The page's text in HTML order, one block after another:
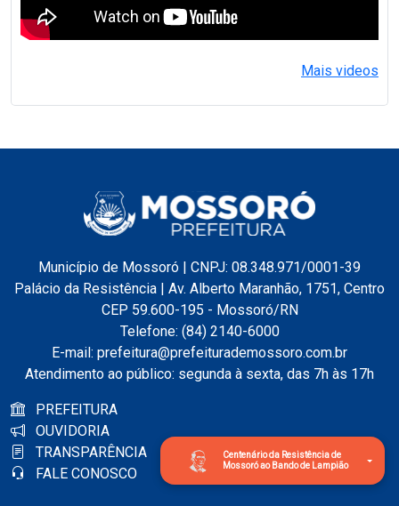
Centenário da Resistência de
Mossoró ao Bando de Lampião
Mais videos
Município de Mossoró | CNPJ: 08.348.971/0001-39
Palácio da Resistência | Av. Alberto Maranhão, 1751, Centro
CEP 59.600-195 - Mossoró/RN
Telefone: (84) 2140-6000
E-mail: prefeitura@prefeiturademossoro.com.br
Atendimento ao público: segunda à sexta, das 7h às 17h
PREFEITURA
OUVIDORIA
TRANSPARÊNCIA
FALE CONOSCO